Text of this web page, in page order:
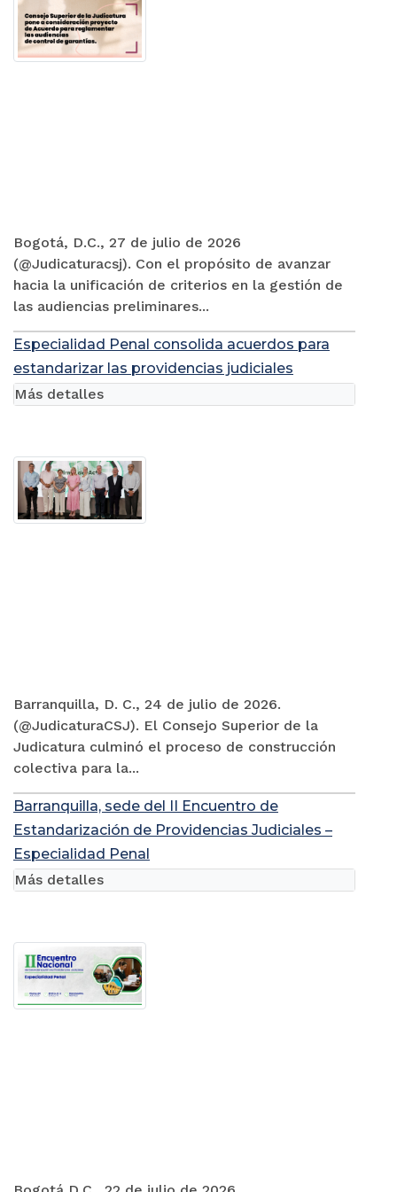
Bogotá, D.C., 27 de julio de 2026
(@Judicaturacsj). Con el propósito de avanzar
hacia la unificación de criterios en la gestión de
las audiencias preliminares...
Especialidad Penal consolida acuerdos para
estandarizar las providencias judiciales
Barranquilla, D. C., 24 de julio de 2026.
(@JudicaturaCSJ). El Consejo Superior de la
Judicatura culminó el proceso de construcción
colectiva para la...
Más detalles
Barranquilla, sede del II Encuentro de
Estandarización de Providencias Judiciales –
Especialidad Penal
Más detalles